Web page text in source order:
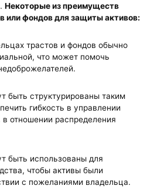
Некоторые из преимуществ
или фондов для защиты активов:
трастов и фондов обычно
что может помочь
быть структурированы таким
гибкость в управлении
отношении распределения
быть использованы для
чтобы активы были
с пожеланиями владельца.